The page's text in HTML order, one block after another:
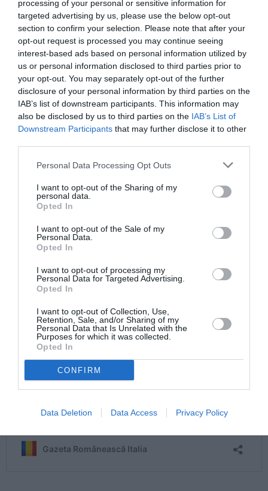
processing of your personal or sensitive information for
targeted advertising by us, please use the below opt-out
section to confirm your selection. Please note that after your
opt-out request is processed you may continue seeing
interest-based ads based on personal information utilized by
us or personal information disclosed to third parties prior to
your opt-out. You may separately opt-out of the further
disclosure of your personal information by third parties on the
IAB’s list of downstream participants. This information may
also be disclosed by us to third parties on the IAB’s List of
Downstream Participants that may further disclose it to other
Personal Data Processing Opt Outs
I want to opt-out of the Sharing of my
personal data.
Opted In
I want to opt-out of the Sale of my
Personal Data.
Opted In
I want to opt-out of processing my
Personal Data for Targeted Advertising.
Opted In
I want to opt-out of Collection, Use,
Retention, Sale, and/or Sharing of my
Personal Data that Is Unrelated with the
Purposes for which it was collected.
Opted In
CONFIRM
Data Deletion Data Access Privacy Policy
Nu este prima oară când România este considerată
sursă de infractori care vin în Italia. Cu patru ani în
urmă, “Il Giornale” scria același lucru: “Noi vă
trimitem întreprinzători, voi ne trimiteţi criminali”.
Sorin Cehan